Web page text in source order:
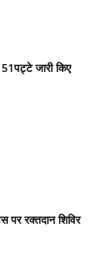
जारी किए
पर रक्तदान शिविर